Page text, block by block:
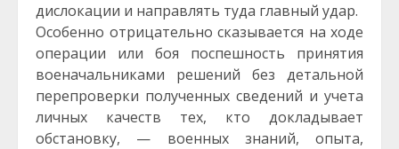
дислокации и направлять туда главный удар.
Особенно отрицательно сказывается на ходе
операции или боя поспешность принятия
военачальниками решений без детальной
перепроверки полученных сведений и учета
личных качеств тех, кто докладывает
обстановку, — военных знаний, опыта,